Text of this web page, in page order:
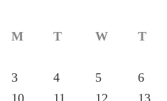
M T W T
3
4 5 6
10
11 12 13